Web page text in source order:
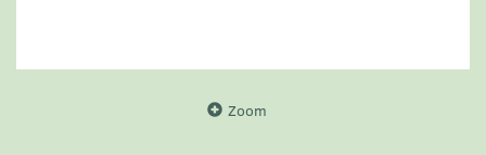
Zoom